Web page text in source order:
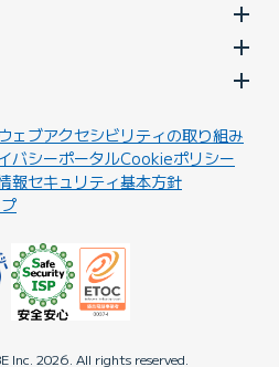
ウェブアクセシビリティの取り組み
バシーポータルCookieポリシー
報セキュリティ基本方針
Inc. 2026. All rights reserved.